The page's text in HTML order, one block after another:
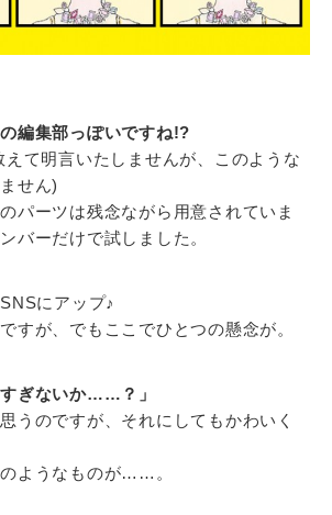
編集部っぽいですね!?
て明言いたしませんが、このような
せん)
パーツは残念ながら用意されていま
バーだけで試しました。
にアップ♪
が、でもここでひとつの懸念が。
すぎないか……？」
うのですが、それにしてもかわいく
ようなものが……。